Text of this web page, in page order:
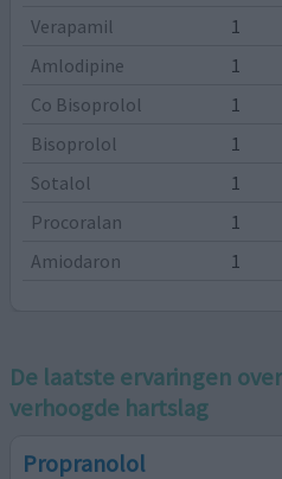
Verapamil
1
Amlodipine
1
Co Bisoprolol
1
Bisoprolol
1
Sotalol
1
Procoralan
1
Amiodaron
1
De laatste ervaringen
verhoogde hartslag
Propranolol